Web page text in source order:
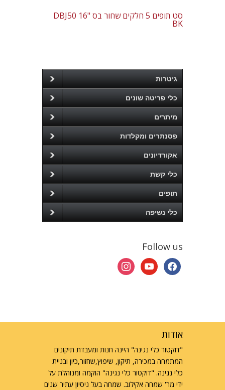
סט תופים 5 חלקים שחור בס "16 DBJ50
BK
גיטרות
כלי פריטה שונים
מיתרים
פסנתרים ומקלדות
אקורדיונים
כלי קשת
תופים
כלי נשיפה
Follow us
facebook
youtube
instagram
אודות
"דוקטור כלי נגינה" היינה חנות ומעבדת תיקונים
המתמחה במכירה, תיקון, שיפוץ,שחזור,כיון ובניית
כלי נגינה. "דוקטור כלי נגינה" הוקמה ומנוהלת על
ידי מר' שמחה אקילוב. שמחה בעל ניסיון עתיר שנים